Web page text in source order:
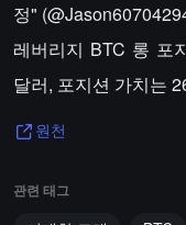
정"
레버리지 BTC 롱 포
달러, 포지션 가치는
원천
관련 태그